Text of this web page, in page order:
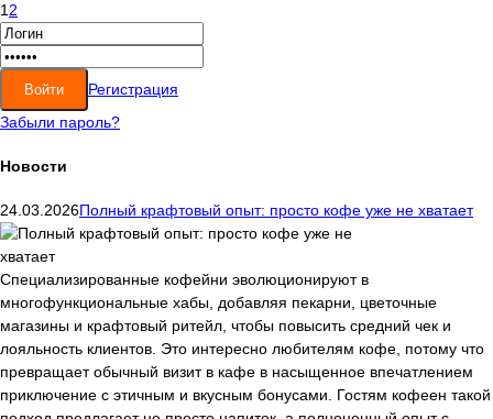
12
Регистрация
Забыли пароль?
Новости
24.03.2026Полный крафтовый опыт: просто кофе уже не хватает
Специализированные кофейни эволюционируют в
многофункциональные хабы, добавляя пекарни, цветочные
магазины и крафтовый ритейл, чтобы повысить средний чек и
лояльность клиентов. Это интересно любителям кофе, потому что
превращает обычный визит в кафе в насыщенное впечатлением
приключение с этичным и вкусным бонусами. Гостям кофеен такой